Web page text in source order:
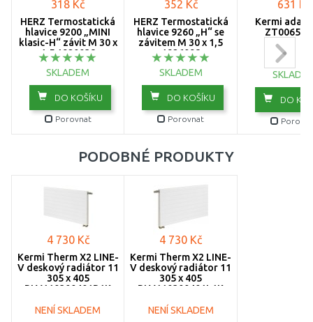
1105
1200
1605
318 Kč
HERZ Termostatická
hlavice 9200 „MINI
klasic-H“ závit M 30 x
1,5 1920038
SKLADEM
DO KOŠÍKU
Porovnat
352 Kč
HERZ Termostatická
hlavice 9260 „H“ se
závitem M 30 x 1,5
1926098
SKLADEM
DO KOŠÍKU
Porovnat
631 Kč
Kermi
DO
PODOBNÉ PRODUKTY
4 730 Kč
Kermi Therm X2 LINE-
V deskový radiátor 11
305 x 405
PLV110300401R1K
NENÍ SKLADEM
4 730 Kč
Kermi Therm X2 LINE-
V deskový radiátor 11
305 x 405
PLV110300401L1K
NENÍ SKLADEM